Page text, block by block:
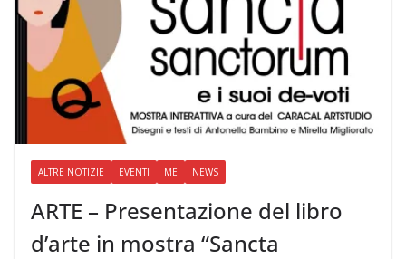
ALTRE NOTIZIE EVENTI ME NEWS
ARTE – Presentazione del libro
d’arte in mostra “Sancta